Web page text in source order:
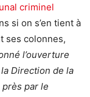
criminel
si on s’en tient à
ses colonnes,
l’ouverture
Direction de la
par le